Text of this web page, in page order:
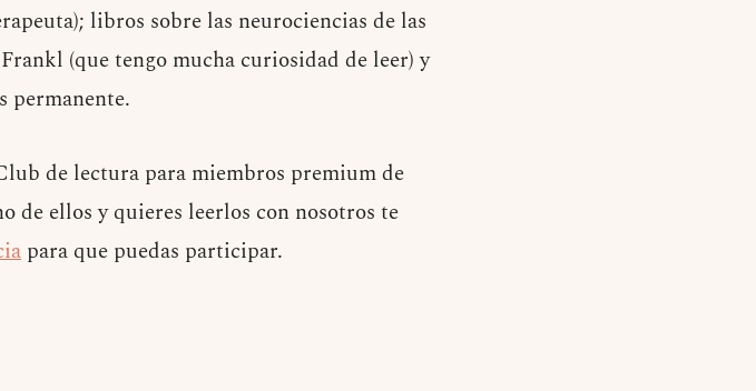
libros sobre las neurociencias de las
(que tengo mucha curiosidad de leer) y
permanente.
de lectura para miembros premium de
de ellos y quieres leerlos con nosotros te
para que puedas participar.